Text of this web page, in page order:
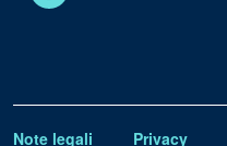
Note legali Privacy